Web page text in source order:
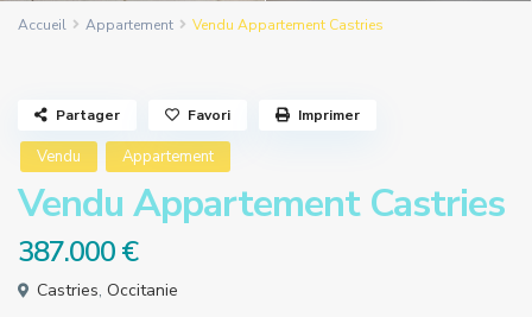
Accueil Appartement Vendu Appartement Castries
Vendu Appartement
Vendu Appartement Castries
387.000 €
Castries, Occitanie
Partager Favori Imprimer